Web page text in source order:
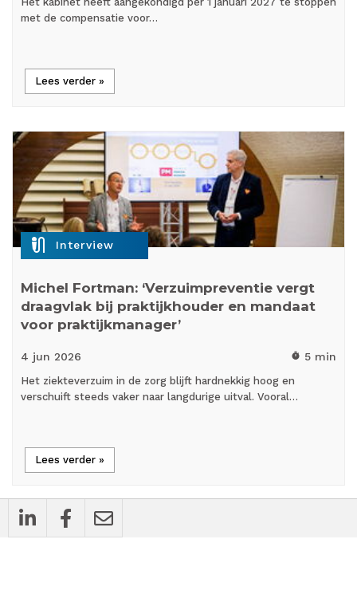
met de compensatie voor…
Lees verder »
mic_external_on Interview
Michel Fortman: ‘Verzuimpreventie vergt
draagvlak bij praktijkhouder en mandaat
voor praktijkmanager’
4 jun 2026 timer 5 min
Het ziekteverzuim in de zorg blijft hardnekkig hoog en
verschuift steeds vaker naar langdurige uitval. Vooral…
Lees verder »